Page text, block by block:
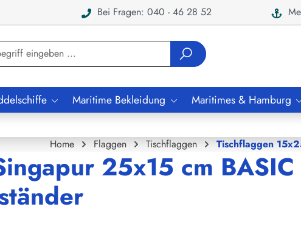
Bei Fragen: 040 - 46 28 52
Maritime Bekleidung Maritimes & Hamburg
Home Flaggen Tischflaggen Tischflaggen
25x15 cm